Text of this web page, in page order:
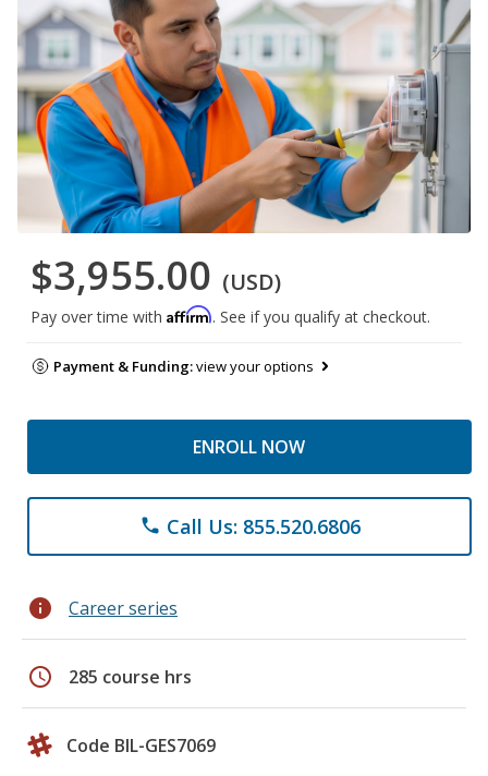
$3,955.00 (USD)
Pay over time with Affirm. See if you qualify at checkout.
Payment & Funding:view your options
ENROLL NOW
phone Call Us: 855.520.6806
info Career series
schedule 285 course hrs
Code BIL-GES7069